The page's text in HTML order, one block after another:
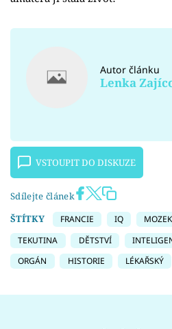
Autor článku
Lenka
VSTOUPIT DO DISKUZE
Sdílejte článek
ŠTÍTKY
FRANCIE IQ MOZEK
TEKUTINA
DĚTSTVÍ
ORGÁN
HISTORIE LÉKAŘSKÝ